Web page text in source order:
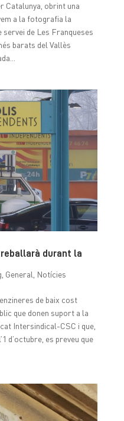
Catalunya, obrint una
a la fotografia la
de Les Franqueses
barats del Vallès
durant la
General Notícies
de baix cost
que donen suport a la
Intersindical-CSC i que,
d’octubre, es preveu que